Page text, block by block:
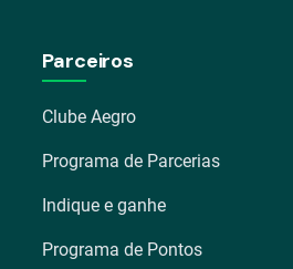
Parceiros
Clube Aegro
Programa de Parcerias
Indique e ganhe
Programa de Pontos